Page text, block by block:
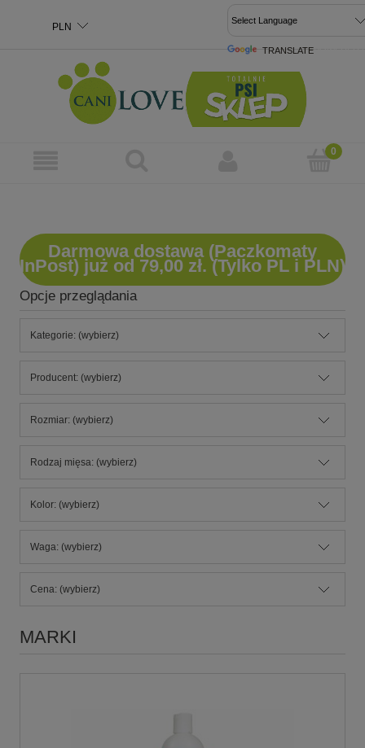
TRANSLATE
Darmowa dostawa (Paczkomaty
InPost) już od 79,00 zł. (Tylko PL i PLN)
Opcje przeglądania
Kategorie: (wybierz)
Producent: (wybierz)
Rozmiar: (wybierz)
Rodzaj mięsa: (wybierz)
Kolor: (wybierz)
Waga: (wybierz)
Cena: (wybierz)
MARKI